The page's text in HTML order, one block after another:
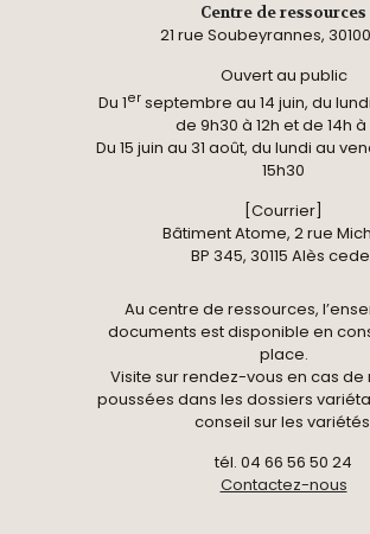
Centre de ressources
21 rue Soubeyrannes,
Ouvert au public
Du 1erseptembre au 14 juin, du
de 9h30 à 12h et de 14h à
Du 15 juin au 31 août, du lundi au
15h30
[Courrier]
Bâtiment Atome, 2 rue
BP 345, 30115 Alès
Au centre de ressources,
documents est disponible en
place.
Visite sur rendez-vous en cas
poussées dans les dossiers
conseil sur les
tél. 04 66 56 50 24
Contactez-nous